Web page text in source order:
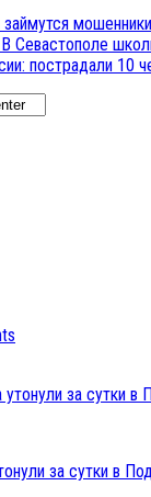
В Севастополе
пострадали 10
за сутки в